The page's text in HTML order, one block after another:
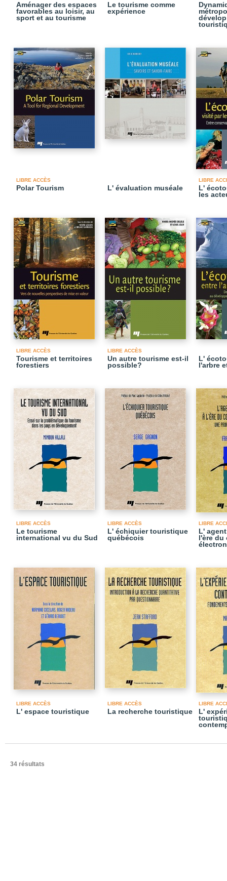
Aménager des espaces
favorables au loisir, au
sport et au tourisme
Le tourisme comme
expérience
LIBRE ACCÈS
Polar Tourism L' évaluation muséale
LIBRE
L'
les
LIBRE ACCÈS
Tourisme et territoires
forestiers
LIBRE ACCÈS
Un autre tourisme est-il
possible?
L'
l'arbre
LIBRE ACCÈS
Le tourisme
international vu du Sud
LIBRE ACCÈS
L' échiquier touristique
québécois
LIBRE
L'
l'ère du
LIBRE ACCÈS
L' espace touristique
LIBRE ACCÈS
La recherche touristique
LIBRE
L'
34 résultats